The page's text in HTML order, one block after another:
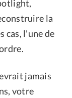
la
cas, l'une de
jamais
votre